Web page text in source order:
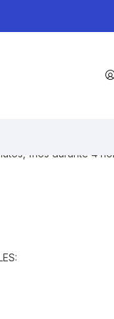
para ahorrar
fríos durante 4